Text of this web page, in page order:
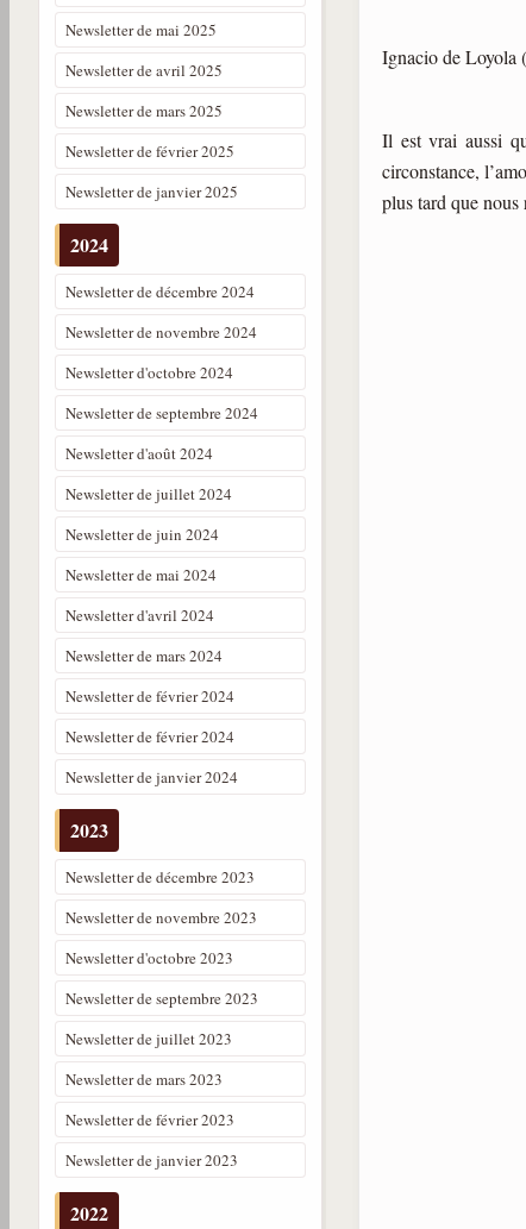
Newsletter de mai 2025
Newsletter de avril 2025
Newsletter de mars 2025
Newsletter de février 2025
Newsletter de janvier 2025
2024
Newsletter de décembre 2024
Newsletter de novembre 2024
Newsletter d'octobre 2024
Newsletter de septembre 2024
Newsletter d'août 2024
Newsletter de juillet 2024
Newsletter de juin 2024
Newsletter de mai 2024
Newsletter d'avril 2024
Newsletter de mars 2024
Newsletter de février 2024
Newsletter de février 2024
Newsletter de janvier 2024
2023
Newsletter de décembre 2023
Newsletter de novembre 2023
Newsletter d'octobre 2023
Newsletter de septembre 2023
Newsletter de juillet 2023
Newsletter de mars 2023
Newsletter de février 2023
Newsletter de janvier 2023
2022
Ignacio de Loyola
Il est vrai aussi
circonstance,
plus tard que nous